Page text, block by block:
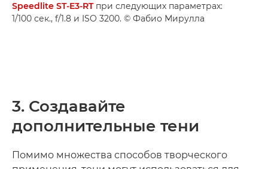
Speedlite ST-E3-RTпри следующих параметрах:
1/100 сек., f/1.8 и ISO 3200. © Фабио Мирулла
3. Создавайте
дополнительные тени
Помимо множества способов творческого